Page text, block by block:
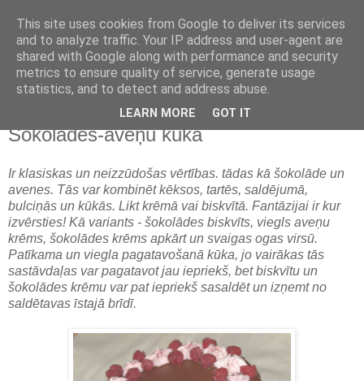
ceturtdiena, 2015. gada 5. novembris
Šokolādes-aveņu kūka
Ir klasiskas un neizzūdošas vērtības. tādas kā šokolāde un
avenes. Tās var kombinēt kēksos, tartēs, saldējumā,
bulciņās un kūkās. Likt krēmā vai biskvītā. Fantāzijai ir kur
izvērsties! Kā variants - šokolādes biskvīts, viegls aveņu
krēms, šokolādes krēms apkārt un svaigas ogas virsū.
Patīkama un viegla pagatavošanā kūka, jo vairākas tās
sastāvdaļas var pagatavot jau iepriekš, bet biskvītu un
šokolādes krēmu var pat iepriekš sasaldēt un izņemt no
saldētavas īstajā brīdī.
This site uses cookies from Google to deliver its services
and to analyze traffic. Your IP address and user-agent are
shared with Google along with performance and security
metrics to ensure quality of service, generate usage
statistics, and to detect and address abuse.
LEARN MORE GOT IT